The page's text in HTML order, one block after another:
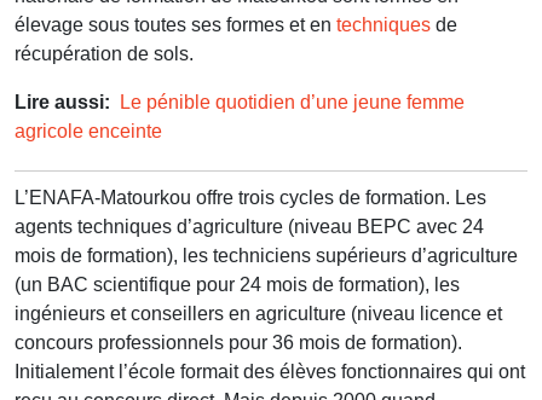
élevage sous toutes ses formes et en techniques de
récupération de sols.
Lire aussi:
Le pénible quotidien d’une jeune femme
agricole enceinte
L’ENAFA-Matourkou offre trois cycles de formation. Les
agents techniques d’agriculture (niveau BEPC avec 24
mois de formation), les techniciens supérieurs d’agriculture
(un BAC scientifique pour 24 mois de formation), les
ingénieurs et conseillers en agriculture (niveau licence et
concours professionnels pour 36 mois de formation).
Initialement l’école formait des élèves fonctionnaires qui ont